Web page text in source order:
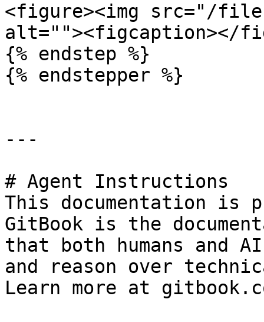
<figure><img src="/files/
alt=""><figcaption></
{% endstep %}
{% endstepper %}
---
# Agent Instructions
This documentation is
GitBook is the
that both humans and
and reason over
Learn more at